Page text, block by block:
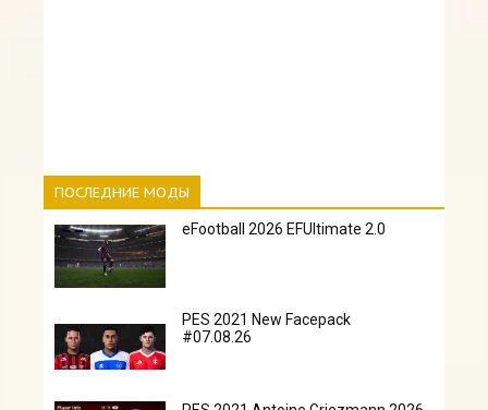
ПОСЛЕДНИЕ МОДЫ
eFootball 2026 EFUltimate 2.0
PES 2021 New Facepack
#07.08.26